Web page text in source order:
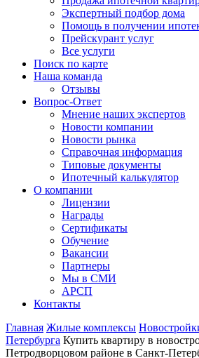
Экспертный подбор дома
Помощь в получении
Прейскурант услуг
Все услуги
Поиск по карте
Наша команда
Отзывы
Вопрос-Ответ
Мнение наших экспертов
Новости компании
Новости рынка
Справочная информация
Типовые документы
Ипотечный калькулятор
О компании
Лицензии
Награды
Сертификаты
Обучение
Вакансии
Партнеры
Мы в СМИ
АРСП
Контакты
Главная Жилые комплексы
Петербурга Купить квартиру в
Петродворцовом районе в Санкт-